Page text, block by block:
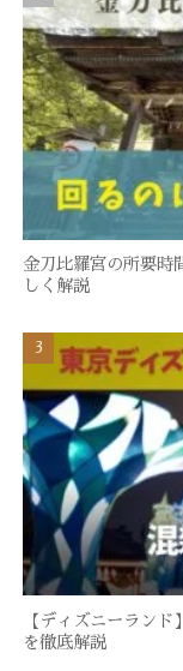
金刀比羅宮の所要時
しく解説
【ディズニーラン
を徹底解説